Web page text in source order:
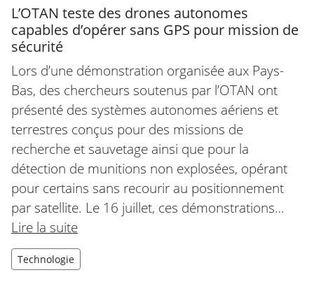
L’OTAN teste des drones autonomes
capables d’opérer sans GPS pour mission de
sécurité
Lors d’une démonstration organisée aux Pays-
Bas, des chercheurs soutenus par l’OTAN ont
présenté des systèmes autonomes aériens et
terrestres conçus pour des missions de
recherche et sauvetage ainsi que pour la
détection de munitions non explosées, opérant
pour certains sans recourir au positionnement
par satellite. Le 16 juillet, ces démonstrations…
Lire la suite
Technologie